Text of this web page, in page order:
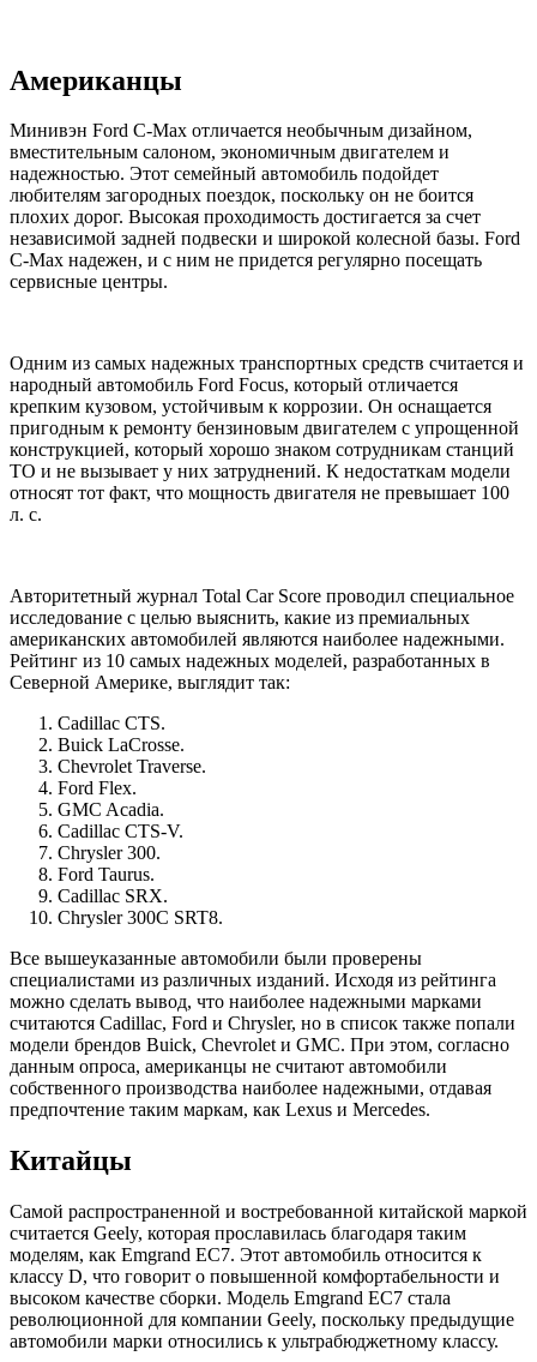
Американцы
Минивэн Ford C-Max отличается необычным дизайном,
вместительным салоном, экономичным двигателем и
надежностью. Этот семейный автомобиль подойдет
любителям загородных поездок, поскольку он не боится
плохих дорог. Высокая проходимость достигается за счет
независимой задней подвески и широкой колесной базы. Ford
C-Max надежен, и с ним не придется регулярно посещать
сервисные центры.
Одним из самых надежных транспортных средств считается и
народный автомобиль Ford Focus, который отличается
крепким кузовом, устойчивым к коррозии. Он оснащается
пригодным к ремонту бензиновым двигателем с упрощенной
конструкцией, который хорошо знаком сотрудникам станций
ТО и не вызывает у них затруднений. К недостаткам модели
относят тот факт, что мощность двигателя не превышает 100
л. с.
Авторитетный журнал Total Car Score проводил специальное
исследование с целью выяснить, какие из премиальных
американских автомобилей являются наиболее надежными.
Рейтинг из 10 самых надежных моделей, разработанных в
Северной Америке, выглядит так:
Cadillac CTS.
Buick LaCrosse.
Chevrolet Traverse.
Ford Flex.
GMC Acadia.
Cadillac CTS-V.
Chrysler 300.
Ford Taurus.
Cadillac SRX.
Chrysler 300С SRT8.
Все вышеуказанные автомобили были проверены
специалистами из различных изданий. Исходя из рейтинга
можно сделать вывод, что наиболее надежными марками
считаются Cadillac, Ford и Chrysler, но в список также попали
модели брендов Buick, Chevrolet и GMC. При этом, согласно
данным опроса, американцы не считают автомобили
собственного производства наиболее надежными, отдавая
предпочтение таким маркам, как Lexus и Mercedes.
Китайцы
Самой распространенной и востребованной китайской маркой
считается Geely, которая прославилась благодаря таким
моделям, как Emgrand EC7. Этот автомобиль относится к
классу D, что говорит о повышенной комфортабельности и
высоком качестве сборки. Модель Emgrand EC7 стала
революционной для компании Geely, поскольку предыдущие
автомобили марки относились к ультрабюджетному классу.